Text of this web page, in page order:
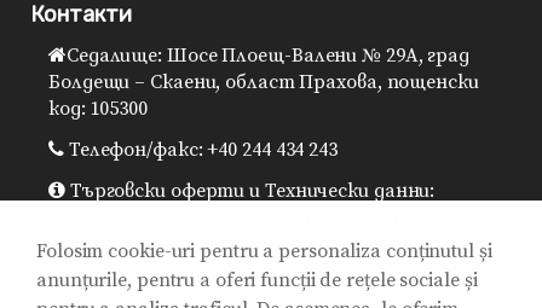
Контакти
Седалище: Шосе Плоещ-Валени № 29A, град
Болдещи – Скаени, област Прахова, пощенски
код: 105300
Телефон/факс: +40 244 434 243
Търговски оферти и Технически данни:
Генерален директор: 0725.930.906 /
office@sitibalkania.ro
Folosim cookie-uri pentru a personaliza conținutul și
anunțurile, pentru a oferi funcții de rețele sociale și